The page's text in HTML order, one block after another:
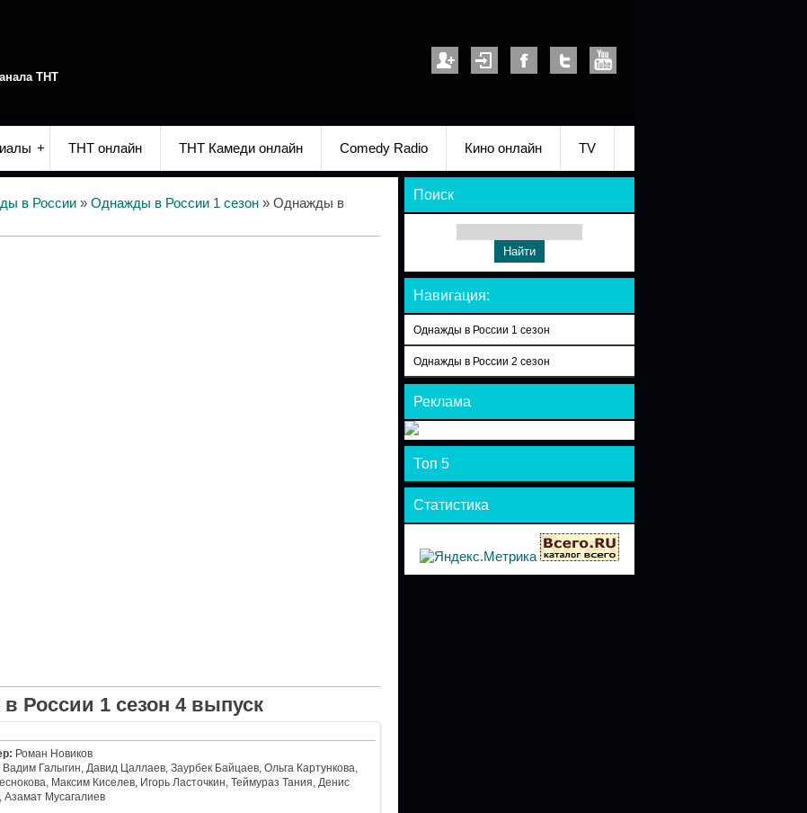
ТНТ
ТНТ онлайн ТНТ Камеди онлайн Comedy Radio Кино онлайн TV
в России » Однажды в России 1 сезон » Однажды в
России 1 сезон 4 выпуск
Роман Новиков
Вадим Галыгин, Давид Цаллаев, Заурбек Байцаев, Ольга Картункова,
Максим Киселев, Игорь Ласточкин, Теймураз Тания, Денис
Азамат Мусагалиев
Поиск
Навигация:
Однажды в России 1 сезон
Однажды в России 2 сезон
Реклама
Топ 5
Статистика